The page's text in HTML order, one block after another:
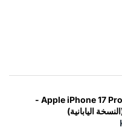
Apple iPhone 17 Pro 6.3" 512GB -
اليابانية)